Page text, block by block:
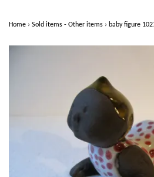
Home › Sold items - Other items › baby figure